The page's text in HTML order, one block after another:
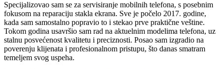
Specijalizovao sam se za servisiranje mobilnih telefona, s posebnim
fokusom na reparaciju stakla ekrana. Sve je počelo 2017. godine,
kada sam samostalno popravio to i stekao prve praktične veštine.
Tokom godina usavršio sam rad na aktuelnim modelima telefona, uz
stalnu posvećenost kvalitetu i preciznosti. Posao sam izgradio na
poverenju klijenata i profesionalnom pristupu, što danas smatram
temeljem svog uspeha.